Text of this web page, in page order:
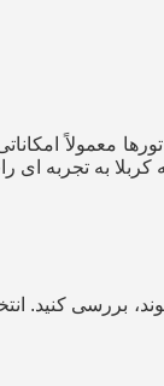
تورها معمولاً
به تجربه‌ ای
بررسی کنید.